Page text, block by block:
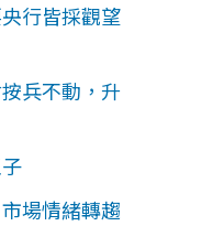
行皆採觀望
兵不動，升
場情緒轉趨